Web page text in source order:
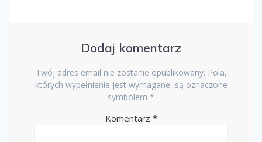
Dodaj komentarz
Twój adres email nie zostanie opublikowany. Pola,
których wypełnienie jest wymagane, są oznaczone
symbolem *
Komentarz *